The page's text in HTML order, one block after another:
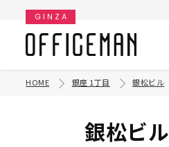
GINZA
HOME 銀座 1丁目 銀松ビル
銀松ビル